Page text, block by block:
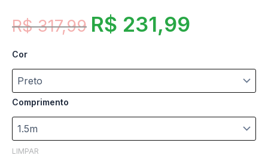
R$317,99 R$ 231,99
Cor
Comprimento
LIMPAR